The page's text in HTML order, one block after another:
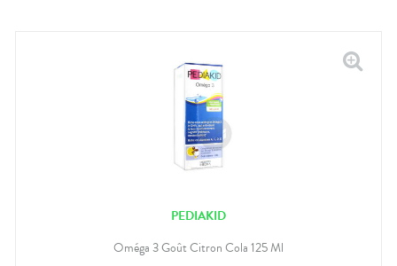
PEDIAKID
Oméga 3 Goût Citron Cola 125 Ml